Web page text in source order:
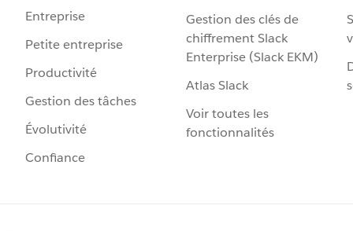
Entreprise
Petite entreprise
Productivité
Gestion des tâches
Évolutivité
Confiance
Gestion des clés de
chiffrement Slack
Enterprise (Slack EKM)
Atlas Slack
Voir toutes les
fonctionnalités